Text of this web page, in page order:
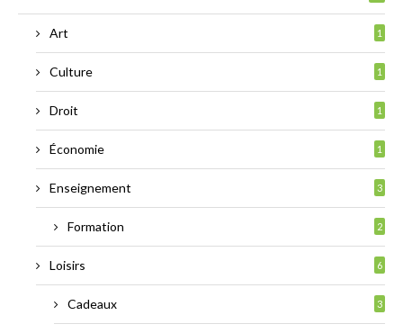
Art 1
Culture 1
Droit 1
Économie 1
Enseignement 3
Formation 2
Loisirs 6
Cadeaux 3